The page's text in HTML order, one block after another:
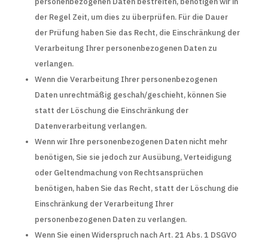
der Regel Zeit, um dies zu überprüfen. Für die Dauer
der Prüfung haben Sie das Recht, die Einschränkung der
Verarbeitung Ihrer personenbezogenen Daten zu
verlangen.
Wenn die Verarbeitung Ihrer personenbezogenen
Daten unrechtmäßig geschah/geschieht, können Sie
statt der Löschung die Einschränkung der
Datenverarbeitung verlangen.
Wenn wir Ihre personenbezogenen Daten nicht mehr
benötigen, Sie sie jedoch zur Ausübung, Verteidigung
oder Geltendmachung von Rechtsansprüchen
benötigen, haben Sie das Recht, statt der Löschung die
Einschränkung der Verarbeitung Ihrer
personenbezogenen Daten zu verlangen.
Wenn Sie einen Widerspruch nach Art. 21 Abs. 1 DSGVO